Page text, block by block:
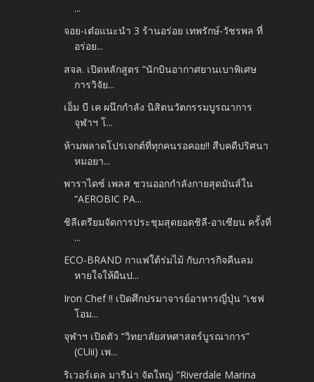
...
จอย-เต๋อแนะนำ 3 ร้านอร่อย เทพรักษ์-วัชรพล ที่
อร่อย...
สจล. เปิดหลักสูตร “นักบินอากาศยานเบาพิเศษ
การวิจัย...
เอ็ม บี เค ผนึกกำลัง นิสิตนวัตกรรมบูรณาการ
จุฬาฯ โ...
ห้ามพลาดโปรเจกต์ที่ทุกคนรอคอย!! สืบคดีปริศนา
หมอยา...
พาราไดซ์ เพลส ชวนออกกำลังกายสุดมันส์ใน
“AEROBIC PA...
ชิลีเตรียมจัดการประชุมสุดยอดชิลี-อาเซียน ครั้งที่
...
ECO-BRAND กาแฟใต้ร่มไม้ กับภารกิจคืนลม
หายใจให้ผืนป...
Iron Chef !! เปิดศึกปรมาจารย์อาหารญี่ปุ่น “เชฟ
โอม...
จุฬาฯ เปิดตัว “วิทยาลัยสหศาสตร์บูรณาการ”
(CUii) เพ...
ริเวอร์เดล มารีน่า จัดใหญ่ "Riverdale Marina